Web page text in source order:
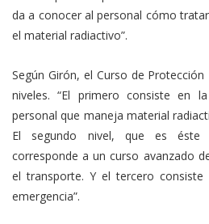
da a conocer al personal cómo
el material radiactivo”.
Según Girón, el Curso de
niveles. “El primero consiste en
personal que maneja material
El segundo nivel, que es éste
corresponde a un curso avanzado
el transporte. Y el tercero
emergencia”.